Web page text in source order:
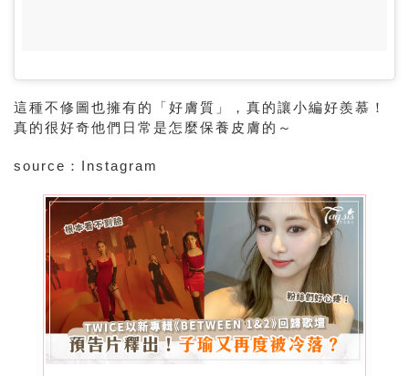
這種不修圖也擁有的「好膚質」，真的讓小編好羨慕！
真的很好奇他們日常是怎麼保養皮膚的～
source：Instagram